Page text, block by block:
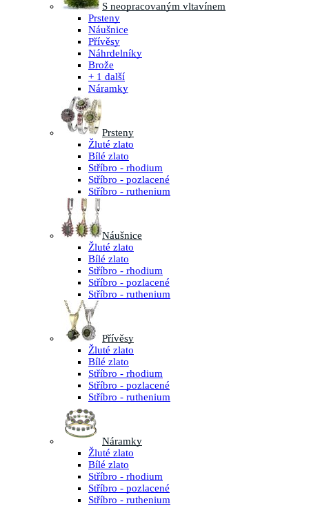
S neopracovaným vltavínem
Prsteny
Náušnice
Přívěsy
Náhrdelníky
Brože
+ 1 další
Náramky
Prsteny
Žluté zlato
Bílé zlato
Stříbro - rhodium
Stříbro - pozlacené
Stříbro - ruthenium
Náušnice
Žluté zlato
Bílé zlato
Stříbro - rhodium
Stříbro - pozlacené
Stříbro - ruthenium
Přívěsy
Žluté zlato
Bílé zlato
Stříbro - rhodium
Stříbro - pozlacené
Stříbro - ruthenium
Náramky
Žluté zlato
Bílé zlato
Stříbro - rhodium
Stříbro - pozlacené
Stříbro - ruthenium